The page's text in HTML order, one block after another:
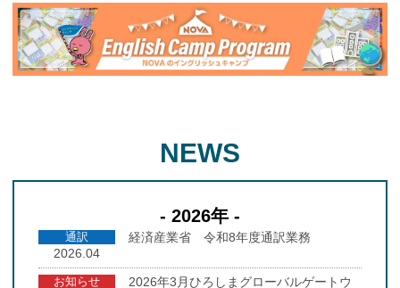
NEWS
- 2026年 -
通訳
2026.04
経済産業省 令和8年度通訳業務
お知らせ 2026年3月ひろしまグローバルゲートウ